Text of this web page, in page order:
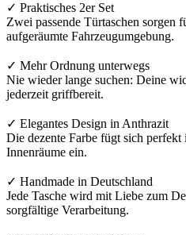
✓ Praktisches 2er Set
Zwei passende Türtaschen sorgen
aufgeräumte Fahrzeugumgebung.
✓ Mehr Ordnung unterwegs
Nie wieder lange suchen: Deine
jederzeit griffbereit.
✓ Elegantes Design in Anthrazit
Die dezente Farbe fügt sich perfekt
Innenräume ein.
✓ Handmade in Deutschland
Jede Tasche wird mit Liebe zum
sorgfältige Verarbeitung.